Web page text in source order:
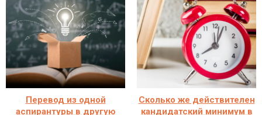
Перевод из одной
аспирантуры в другую
Сколько же действителен
кандидатский минимум в